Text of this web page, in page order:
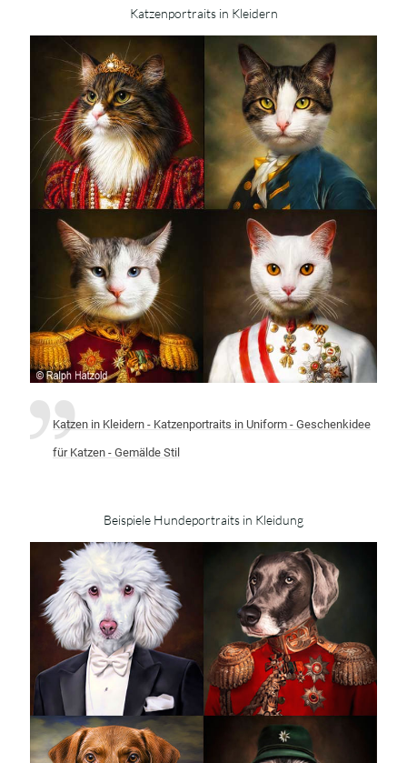
Katzenportraits in Kleidern
Katzen in Kleidern - Katzenportraits in Uniform - Geschenkidee
für Katzen - Gemälde Stil
Beispiele Hundeportraits in Kleidung